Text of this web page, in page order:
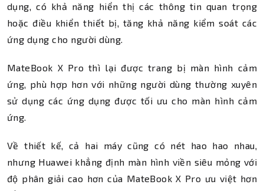
dụng, có khả năng hiển thị các thông tin quan trọng
hoặc điều khiển thiết bị, tăng khả năng kiểm soát các
ứng dụng cho người dùng.
MateBook X Pro thì lại được trang bị màn hình cảm
ứng, phù hợp hơn với những người dùng thường xuyên
sử dụng các ứng dụng được tối ưu cho màn hình cảm
ứng.
Về thiết kế, cả hai máy cũng có nét hao hao nhau,
nhưng Huawei khẳng định màn hình viền siêu mỏng với
độ phân giải cao hơn của MateBook X Pro ưu việt hơn